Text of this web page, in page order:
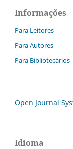
Informações
Para Leitores
Para Autores
Para Bibliotecários
Open Journal
Idioma